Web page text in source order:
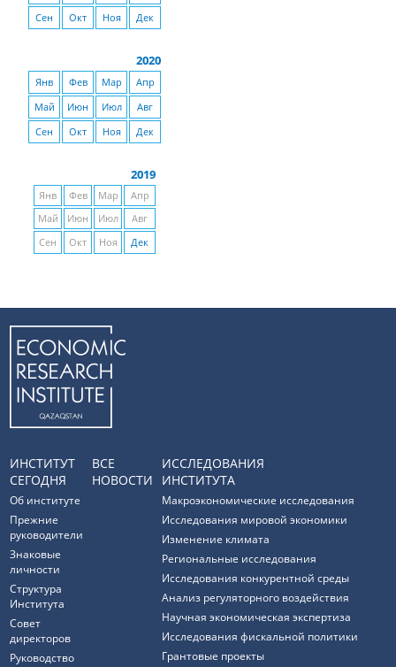
Сен
Окт Ноя Дек
2020
Янв Фев Мар
Апр
Май
Июн Июл
Авг
Сен
Окт Ноя Дек
2019
Янв Фев Мар
Апр
Май
Июн Июл
Авг
Сен
Окт Ноя Дек
ИНСТИТУТ
СЕГОДНЯ
Об институте
Прежние
руководители
Знаковые
личности
Структура
Института
Совет
директоров
Руководство
ВСЕ
НОВОСТИ
ИССЛЕДОВАНИЯ
ИНСТИТУТА
Макроэкономические исследования
Исследования мировой экономики
Изменение климата
Региональные исследования
Исследования конкурентной среды
Анализ регуляторного воздействия
Научная экономическая экспертиза
Исследования фискальной политики
Грантовые проекты